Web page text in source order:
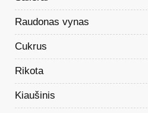
Raudonas vynas
Cukrus
Rikota
Kiaušinis